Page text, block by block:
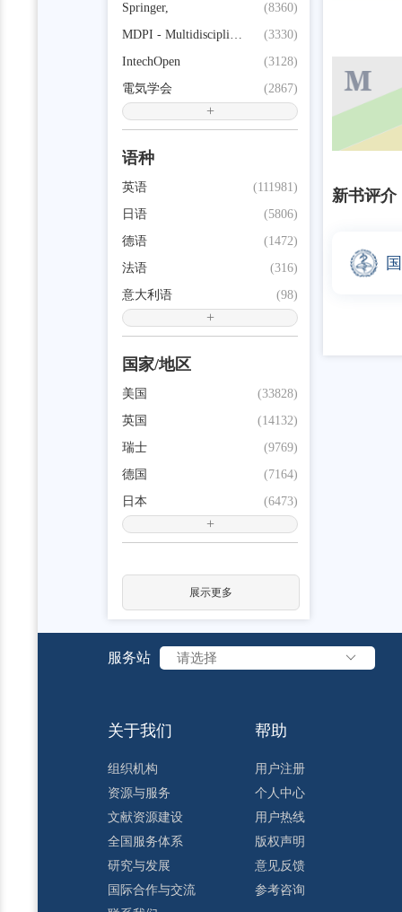
(8360)
Springer,
(3330)
MDPI - Multidisciplinary Digital Publishing Institute
(3128)
IntechOpen
(2867)
電気学会
+
语种
(111981)
英语
(5806)
日语
(1472)
德语
(316)
法语
(98)
意大利语
+
国家/地区
(33828)
美国
(14132)
英国
(9769)
瑞士
(7164)
德国
(6473)
日本
+
展示更多
新书评介
服务站 请选择
关于我们
组织机构
资源与服务
文献资源建设
全国服务体系
研究与发展
国际合作与交流
帮助
用户注册
个人中心
用户热线
版权声明
意见反馈
参考咨询